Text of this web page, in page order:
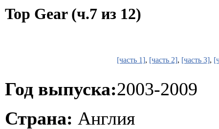
Top Gear (ч.7 из 12)
[часть 1], [часть 2], [часть 3],
Год выпуска:2003-2009
Страна: Англия